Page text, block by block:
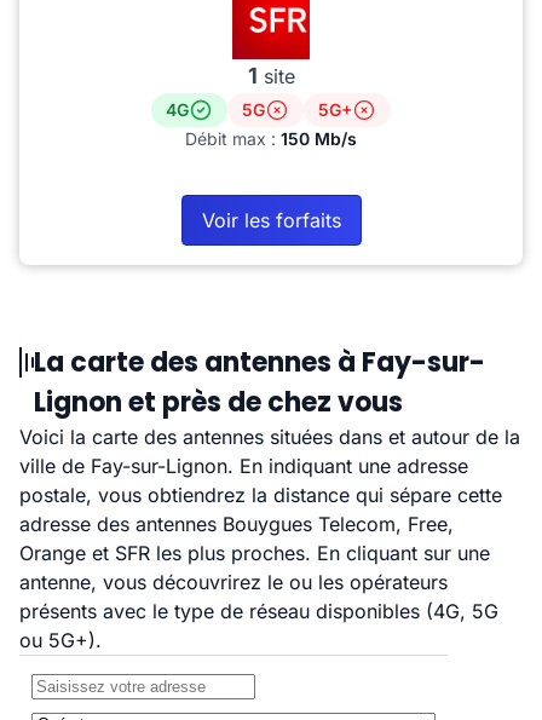
1 site
4G 5G
5G+
Débit max : 150 Mb/s
Voir les forfaits
La carte des antennes à Fay-sur-
Lignon et près de chez vous
Voici la carte des antennes situées dans et autour de la
ville de Fay-sur-Lignon. En indiquant une adresse
postale, vous obtiendrez la distance qui sépare cette
adresse des antennes Bouygues Telecom, Free,
Orange et SFR les plus proches. En cliquant sur une
antenne, vous découvrirez le ou les opérateurs
présents avec le type de réseau disponibles (4G, 5G
ou 5G+).